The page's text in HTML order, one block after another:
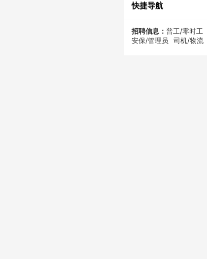
快捷导航
招聘信息： 普工/零时工
安保/管理员
司机/物流